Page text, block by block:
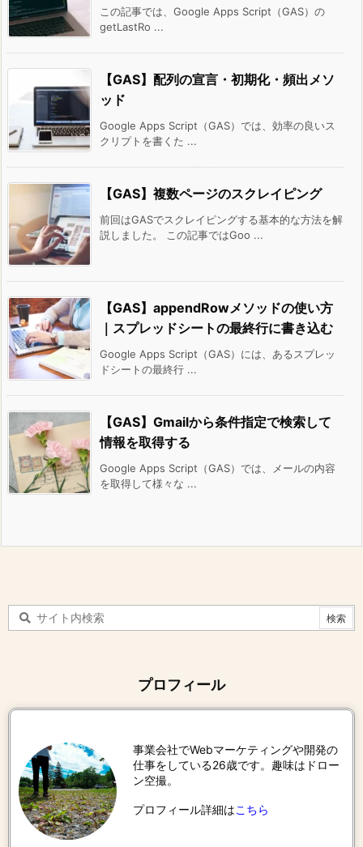
この記事では、Google Apps Script（GAS）の
getLastRo ...
【GAS】配列の宣言・初期化・頻出メソ
ッド
Google Apps Script（GAS）では、効率の良いス
クリプトを書くた ...
【GAS】複数ページのスクレイピング
前回はGASでスクレイピングする基本的な方法を解
説しました。 この記事ではGoo ...
【GAS】appendRowメソッドの使い方
｜スプレッドシートの最終行に書き込む
Google Apps Script（GAS）には、あるスプレッ
ドシートの最終行 ...
【GAS】Gmailから条件指定で検索して
情報を取得する
Google Apps Script（GAS）では、メールの内容
を取得して様々な ...
プロフィール
事業会社でWebマーケティングや開発の
仕事をしている26歳です。趣味はドロー
ン空撮。
プロフィール詳細はこちら